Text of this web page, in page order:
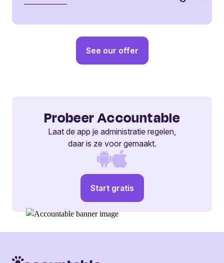
See our offer
Probeer Accountable
Laat de app je administratie regelen,
daar is ze voor gemaakt.
Start gratis